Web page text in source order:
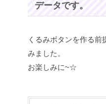
データです。
くるみボタンを作る前
みました。
お楽しみに~☆